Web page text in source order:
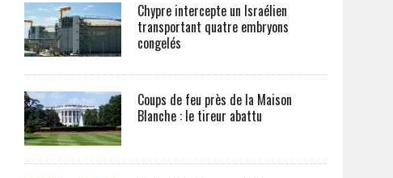
Chypre intercepte un Israélien
transportant quatre embryons
congelés
Coups de feu près de la Maison
Blanche : le tireur abattu